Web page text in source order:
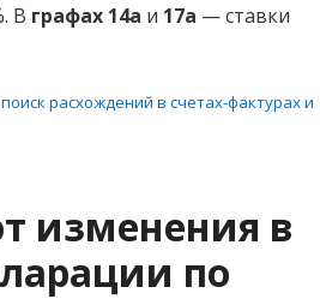
В графах 14а и 17а — ставки
расхождений в счетах-фактурах и
изменения в
по